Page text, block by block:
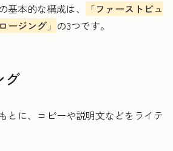
基本的な構成は、
「ファーストビュ
ージング」 の3つです。
グ
とに、コピーや説明文などをライテ